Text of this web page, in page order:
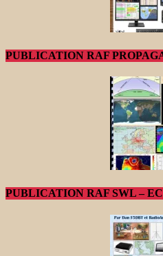
PUBLICATION RAF
PUBLICATION RAF SWL –